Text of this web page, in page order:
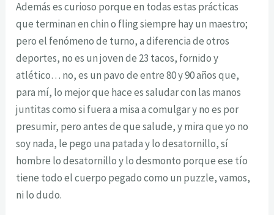
Además es curioso porque en todas estas prácticas
que terminan en chin o fling siempre hay un maestro;
pero el fenómeno de turno, a diferencia de otros
deportes, no es un joven de 23 tacos, fornido y
atlético… no, es un pavo de entre 80 y 90 años que,
para mí, lo mejor que hace es saludar con las manos
juntitas como si fuera a misa a comulgar y no es por
presumir, pero antes de que salude, y mira que yo no
soy nada, le pego una patada y lo desatornillo, sí
hombre lo desatornillo y lo desmonto porque ese tío
tiene todo el cuerpo pegado como un puzzle, vamos,
ni lo dudo.